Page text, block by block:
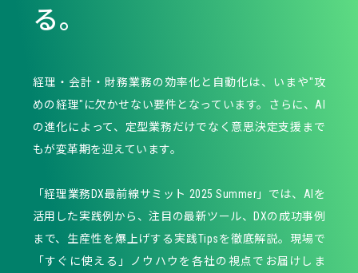
る。
経理・会計・財務業務の効率化と自動化は、いまや"攻
めの経理"に欠かせない要件となっています。さらに、AI
の進化によって、定型業務だけでなく意思決定支援まで
もが変革期を迎えています。
「経理業務DX最前線サミット 2025 Summer」では、AIを
活用した実践例から、注目の最新ツール、DXの成功事例
まで、生産性を爆上げする実践Tipsを徹底解説。現場で
「すぐに使える」ノウハウを各社の視点でお届けしま